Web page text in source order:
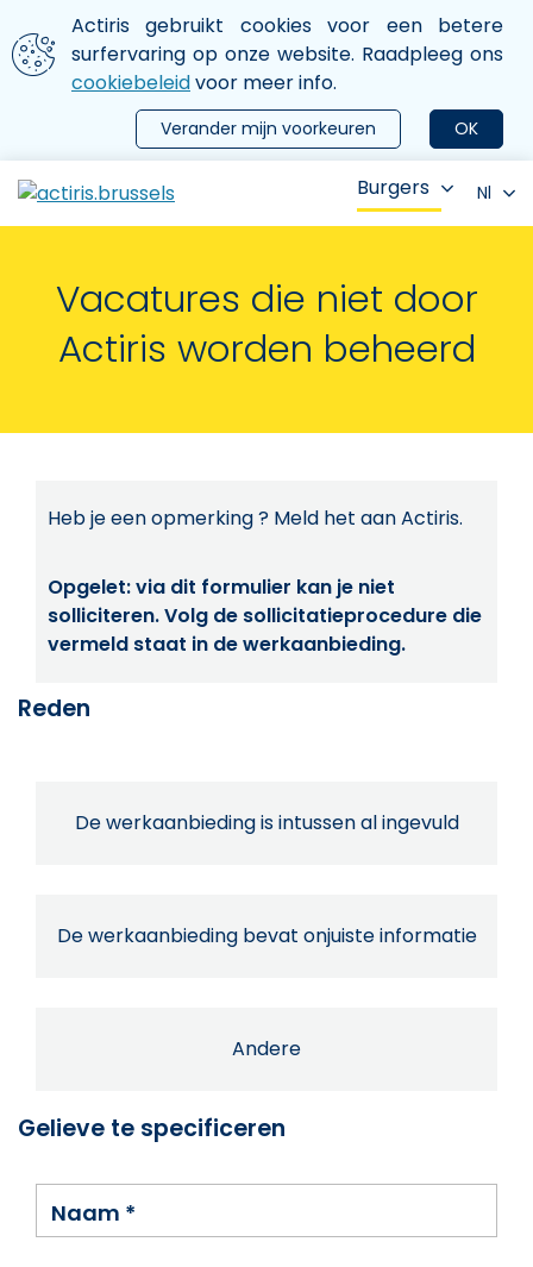
Aller au contenu principal
We gebruiken cookies
Actiris gebruikt cookies voor een betere
surfervaring op onze website. Raadpleeg ons
cookiebeleidvoor meer info.
OK
Verander mijn voorkeuren
le menu
Burgers Nl
Vacatures die niet door
Actiris worden beheerd
Heb je een opmerking ? Meld het aan Actiris.
Opgelet: via dit formulier kan je niet
solliciteren. Volg de sollicitatieprocedure die
vermeld staat in de werkaanbieding.
Reden
De werkaanbieding is intussen al ingevuld
De werkaanbieding bevat onjuiste informatie
Andere
Gelieve te specificeren
Naam *